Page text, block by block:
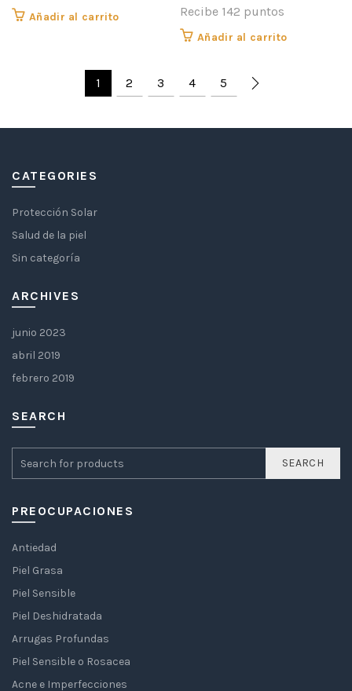
Añadir al carrito
Recibe 142 puntos
Añadir al carrito
1 2 3 4 5
CATEGORIES
Protección Solar
Salud de la piel
Sin categoría
ARCHIVES
junio 2023
abril 2019
febrero 2019
SEARCH
SEARCH
PREOCUPACIONES
Antiedad
Piel Grasa
Piel Sensible
Piel Deshidratada
Arrugas Profundas
Piel Sensible o Rosacea
Acne e Imperfecciones